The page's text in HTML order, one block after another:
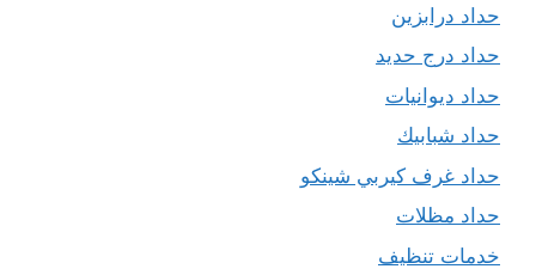
حداد درابزين
حداد درج حديد
حداد ديوانيات
حداد شبابيك
حداد غرف كيربي شينكو
حداد مظلات
خدمات تنظيف